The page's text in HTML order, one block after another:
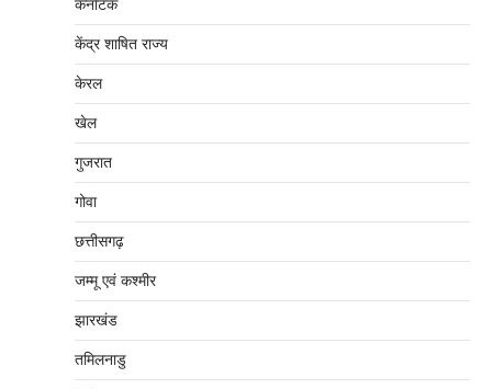
कर्नाटक
केंद्र शाषित राज्य
केरल
खेल
गुजरात
गोवा
छत्तीसगढ़
जम्‍मू एवं कश्‍मीर
झारखंड
तमिलनाडु